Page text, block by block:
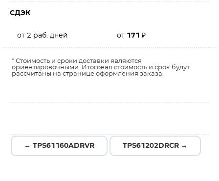
СДЭК
от 2 раб. дней от 171 ₽
* Стоимость и сроки доставки являются
ориентировочными. Итоговая стоимость и срок будут
рассчитаны на странице оформления заказа.
← TPS61160ADRVR TPS61202DRCR →